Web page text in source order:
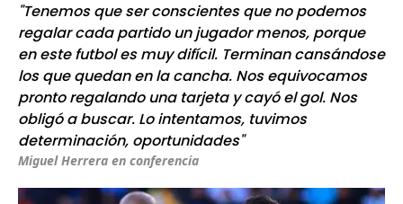
"Tenemos que ser conscientes que no podemos
regalar cada partido un jugador menos, porque
en este futbol es muy difícil. Terminan cansándose
los que quedan en la cancha. Nos equivocamos
pronto regalando una tarjeta y cayó el gol. Nos
obligó a buscar. Lo intentamos, tuvimos
determinación, oportunidades"
Miguel Herrera en conferencia